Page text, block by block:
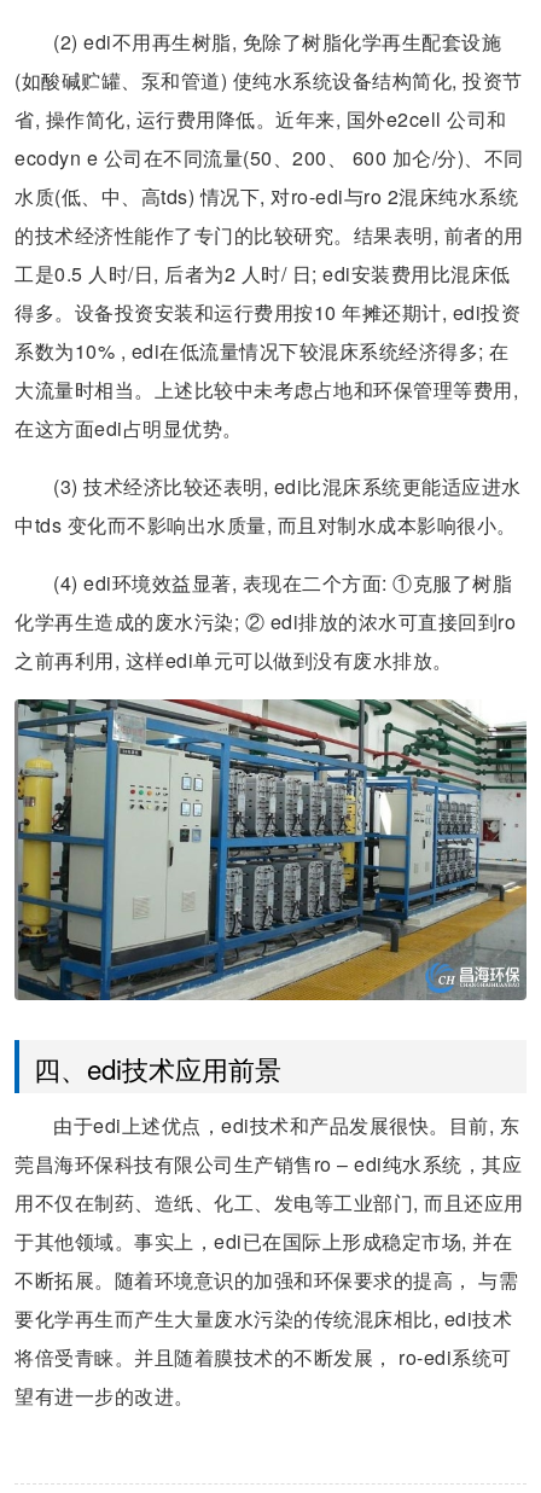
(2) edi不用再生树脂, 免除了树脂化学再生配套设施
(如酸碱贮罐、泵和管道) 使纯水系统设备结构简化, 投资节
省, 操作简化, 运行费用降低。近年来, 国外e2cell 公司和
ecodyn e 公司在不同流量(50、200、 600 加仑/分)、不同
水质(低、中、高tds) 情况下, 对ro-edi与ro 2混床纯水系统
的技术经济性能作了专门的比较研究。结果表明, 前者的用
工是0.5 人时/日, 后者为2 人时/ 日; edi安装费用比混床低
得多。设备投资安装和运行费用按10 年摊还期计, edi投资
系数为10% , edi在低流量情况下较混床系统经济得多; 在
大流量时相当。上述比较中未考虑占地和环保管理等费用,
在这方面edi占明显优势。
(3) 技术经济比较还表明, edi比混床系统更能适应进水
中tds 变化而不影响出水质量, 而且对制水成本影响很小。
(4) edi环境效益显著, 表现在二个方面: ①克服了树脂
化学再生造成的废水污染; ② edi排放的浓水可直接回到ro
之前再利用, 这样edi单元可以做到没有废水排放。
四、edi技术应用前景
由于edi上述优点，edi技术和产品发展很快。目前, 东
莞昌海环保科技有限公司生产销售ro – edi纯水系统，其应
用不仅在制药、造纸、化工、发电等工业部门, 而且还应用
于其他领域。事实上，edi已在国际上形成稳定市场, 并在
不断拓展。随着环境意识的加强和环保要求的提高， 与需
要化学再生而产生大量废水污染的传统混床相比, edi技术
将倍受青睐。并且随着膜技术的不断发展， ro-edi系统可
望有进一步的改进。